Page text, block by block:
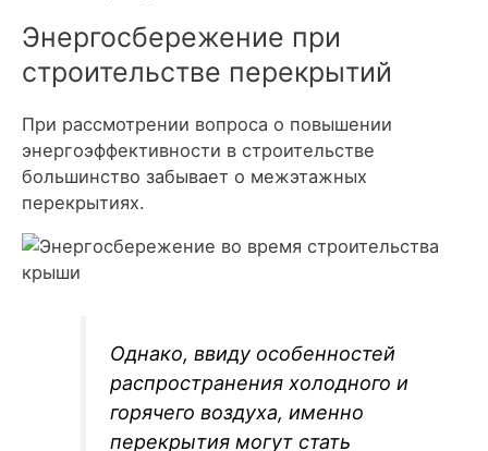
Энергосбережение при
строительстве перекрытий
При рассмотрении вопроса о повышении
энергоэффективности в строительстве
большинство забывает о межэтажных
перекрытиях.
Однако, ввиду особенностей
распространения холодного и
горячего воздуха, именно
перекрытия могут стать